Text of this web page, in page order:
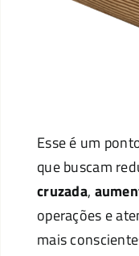
Esse é um
que buscam
cruzada,
operações e
mais